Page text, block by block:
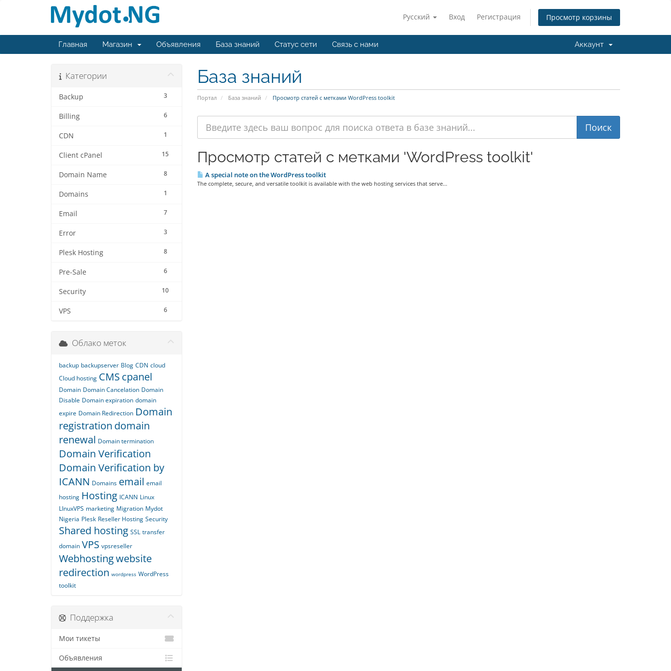
Русский Вход Регистрация Просмотр корзины
Главная Магазин Объявления База знаний Статус сети Связь с нами Аккаунт
База знаний
Портал База знаний Просмотр статей с метками WordPress toolkit
Категории
3
Backup
6
Billing
1
CDN
15
Client cPanel
8
Domain Name
1
Domains
7
Email
3
Error
8
Plesk Hosting
6
Pre-Sale
10
Security
6
VPS
Просмотр статей с метками 'WordPress toolkit'
A special note on the WordPress toolkit
The complete, secure, and versatile toolkit is available with the web hosting services that serve...
Облако меток
backup backupserver Blog CDN cloud
Cloud hosting CMS cpanel
Domain Domain Cancelation Domain
Disable Domain expiration domain
expire Domain Redirection Domain
registration domain
renewal Domain termination
Domain Verification
Domain Verification by
ICANN Domains email email
hosting Hosting ICANN Linux
LInuxVPS marketing Migration Mydot
Nigeria Plesk Reseller Hosting Security
Shared hosting SSL transfer
domain VPS vpsreseller
Webhostingwebsite
redirection wordpress WordPress
toolkit
Поддержка
Мои тикеты
Объявления